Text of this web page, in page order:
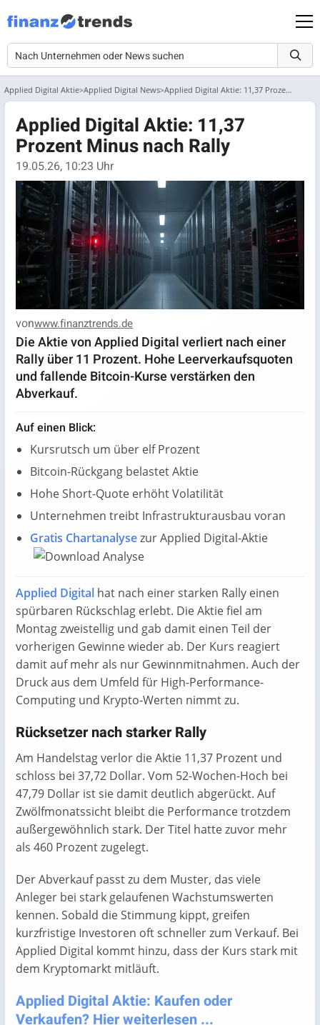
Applied Digital Aktie Applied Digital News Applied Digital Aktie: 11,37 Prozent Minus nach Rally
Applied Digital Aktie: 11,37
Prozent Minus nach Rally
19.05.26, 10:23 Uhr
vonwww.finanztrends.de
Die Aktie von Applied Digital verliert nach einer
Rally über 11 Prozent. Hohe Leerverkaufsquoten
und fallende Bitcoin-Kurse verstärken den
Abverkauf.
Auf einen Blick:
Kursrutsch um über elf Prozent
Bitcoin-Rückgang belastet Aktie
Hohe Short-Quote erhöht Volatilität
Unternehmen treibt Infrastrukturausbau voran
Gratis Chartanalysezur Applied Digital-Aktie
Applied Digital hat nach einer starken Rally einen
spürbaren Rückschlag erlebt. Die Aktie fiel am
Montag zweistellig und gab damit einen Teil der
vorherigen Gewinne wieder ab. Der Kurs reagiert
damit auf mehr als nur Gewinnmitnahmen. Auch der
Druck aus dem Umfeld für High-Performance-
Computing und Krypto-Werten nimmt zu.
Rücksetzer nach starker Rally
Am Handelstag verlor die Aktie 11,37 Prozent und
schloss bei 37,72 Dollar. Vom 52-Wochen-Hoch bei
47,79 Dollar ist sie damit deutlich abgerückt. Auf
Zwölfmonatssicht bleibt die Performance trotzdem
außergewöhnlich stark. Der Titel hatte zuvor mehr
als 460 Prozent zugelegt.
Der Abverkauf passt zu dem Muster, das viele
Anleger bei stark gelaufenen Wachstumswerten
kennen. Sobald die Stimmung kippt, greifen
kurzfristige Investoren oft schneller zum Verkauf. Bei
Applied Digital kommt hinzu, dass der Kurs stark mit
dem Kryptomarkt mitläuft.
Applied Digital Aktie: Kaufen oder
Verkaufen? Hier weiterlesen ...